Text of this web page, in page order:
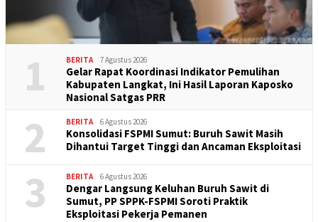
1 BERITA 7 Agustus 2026
Gelar Rapat Koordinasi Indikator Pemulihan
Kabupaten Langkat, Ini Hasil Laporan Kaposko
Nasional Satgas PRR
2 BERITA 6 Agustus 2026
Konsolidasi FSPMI Sumut: Buruh Sawit Masih
Dihantui Target Tinggi dan Ancaman Eksploitasi
3 BERITA 6 Agustus 2026
Dengar Langsung Keluhan Buruh Sawit di
Sumut, PP SPPK-FSPMI Soroti Praktik
Eksploitasi Pekerja Pemanen